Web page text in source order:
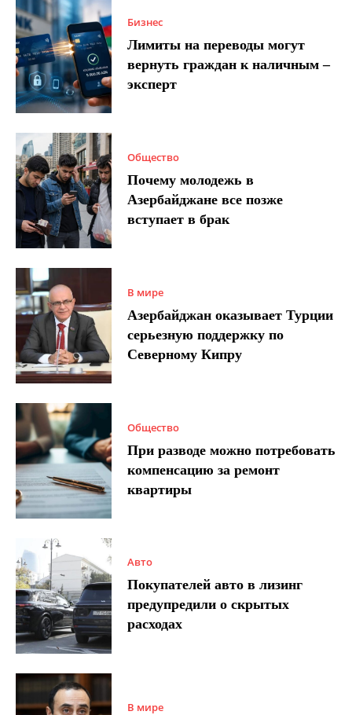
Бизнес
Лимиты на переводы могут
вернуть граждан к наличным –
эксперт
Общество
Почему молодежь в
Азербайджане все позже
вступает в брак
В мире
Азербайджан оказывает Турции
серьезную поддержку по
Северному Кипру
Общество
При разводе можно потребовать
компенсацию за ремонт
квартиры
Авто
Покупателей авто в лизинг
предупредили о скрытых
расходах
В мире